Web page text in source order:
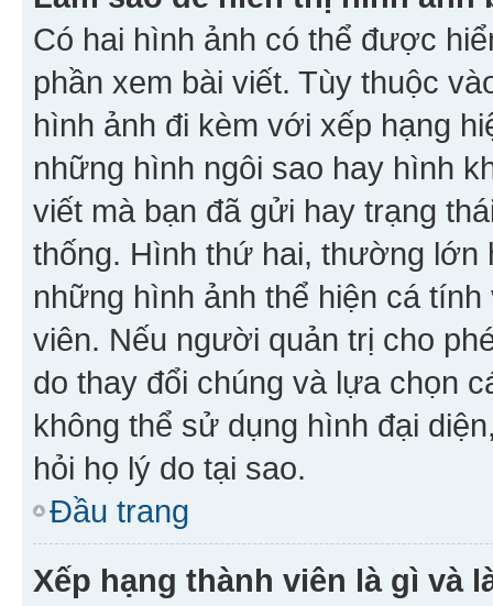
Có hai hình ảnh có thể được
phần xem bài viết. Tùy thuộc
hình ảnh đi kèm với xếp hạng
những hình ngôi sao hay hình
viết mà bạn đã gửi hay trạng
thống. Hình thứ hai, thường
những hình ảnh thể hiện cá
viên. Nếu người quản trị cho
do thay đổi chúng và lựa chọn
không thể sử dụng hình đại
hỏi họ lý do tại sao.
Đầu trang
Xếp hạng thành viên là gì và